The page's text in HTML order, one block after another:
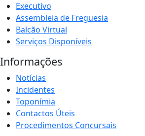
Executivo
Assembleia de Freguesia
Balcão Virtual
Serviços Disponíveis
Informações
Notícias
Incidentes
Toponímia
Contactos Úteis
Procedimentos Concursais